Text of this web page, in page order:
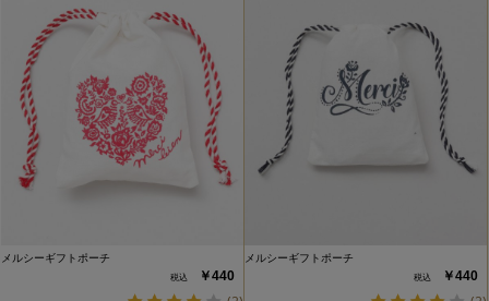
メルシーギフトポーチ
￥440
メルシーギフトポーチ
￥440